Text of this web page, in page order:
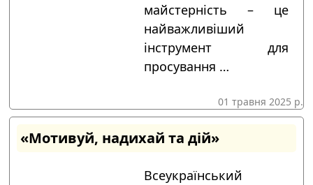
майстерність – це
найважливіший
інструмент для
просування …
01 травня 2025 р.
«Мотивуй, надихай та дій»
Всеукраїнський